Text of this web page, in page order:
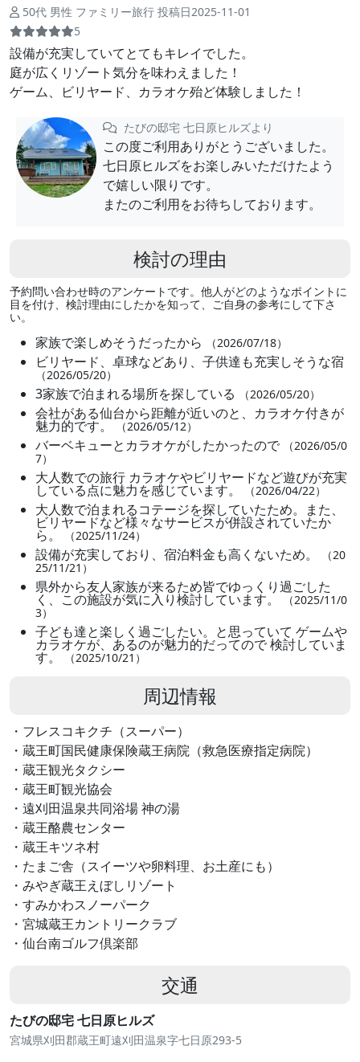
50代 男性 ファミリー旅行 投稿日2025-11-01
5
設備が充実していてとてもキレイでした。
庭が広くリゾート気分を味わえました！
ゲーム、ビリヤード、カラオケ殆ど体験しました！
たびの邸宅 七日原ヒルズより
この度ご利用ありがとうございました。
七日原ヒルズをお楽しみいただけたよう
で嬉しい限りです。
またのご利用をお待ちしております。
検討の理由
予約問い合わせ時のアンケートです。他人がどのようなポイントに
目を付け、検討理由にしたかを知って、ご自身の参考にして下さ
い。
家族で楽しめそうだったから （2026/07/18）
ビリヤード、卓球などあり、子供達も充実しそうな宿
（2026/05/20）
3家族で泊まれる場所を探している （2026/05/20）
会社がある仙台から距離が近いのと、カラオケ付きが
魅力的です。 （2026/05/12）
バーベキューとカラオケがしたかったので
（2026/05/0
7）
大人数での旅行 カラオケやビリヤードなど遊びが充実
している点に魅力を感じています。 （2026/04/22）
大人数で泊まれるコテージを探していたため。また、
ビリヤードなど様々なサービスが併設されていたか
ら。 （2025/11/24）
設備が充実しており、宿泊料金も高くないため。
（20
25/11/21）
県外から友人家族が来るため皆でゆっくり過ごした
く、この施設が気に入り検討しています。
（2025/11/0
3）
子ども達と楽しく過ごしたい。と思っていて ゲームや
カラオケが、あるのが魅力的だってので 検討していま
す。 （2025/10/21）
周辺情報
・フレスコキクチ（スーパー）
・蔵王町国民健康保険蔵王病院（救急医療指定病院）
・蔵王観光タクシー
・蔵王町観光協会
・遠刈田温泉共同浴場 神の湯
・蔵王酪農センター
・蔵王キツネ村
・たまご舎（スイーツや卵料理、お土産にも）
・みやぎ蔵王えぼしリゾート
・すみかわスノーパーク
・宮城蔵王カントリークラブ
・仙台南ゴルフ倶楽部
交通
たびの邸宅 七日原ヒルズ
宮城県刈田郡蔵王町遠刈田温泉字七日原293-5